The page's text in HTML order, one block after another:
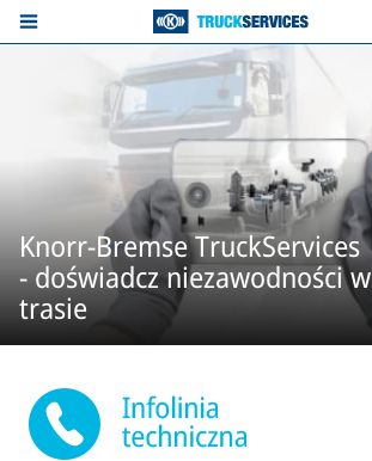
Knorr-Bremse TruckServices
- doświadcz niezawodności w
trasie